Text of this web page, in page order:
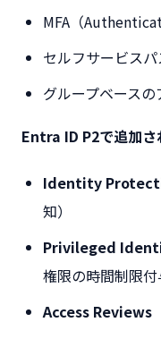
MFA（
セルフサービス
グループベース
Entra ID P2で追加さ
Identity
知）
Privileged
権限の時間制限
Access Reviews